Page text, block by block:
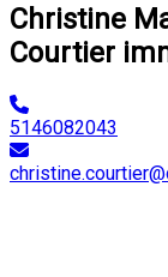
Christine
Courtier
5146082043